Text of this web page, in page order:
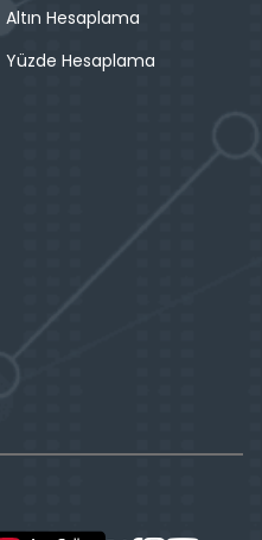
Altın Hesaplama
Yüzde Hesaplama